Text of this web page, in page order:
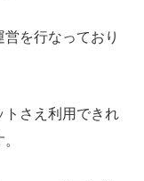
を行なっており
トさえ利用できれ